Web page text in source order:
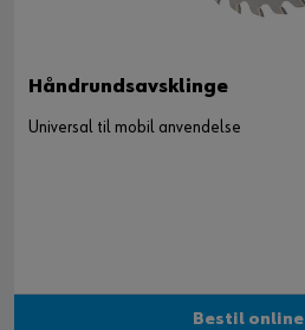
Håndrundsavsklinge
Universal til mobil anvendelse
Bestil online